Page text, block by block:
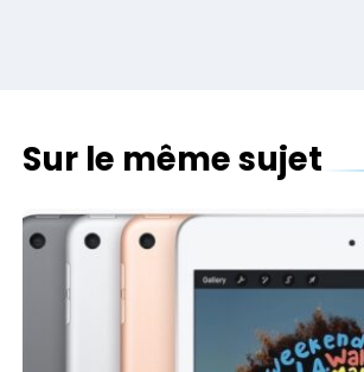
Sur le même sujet